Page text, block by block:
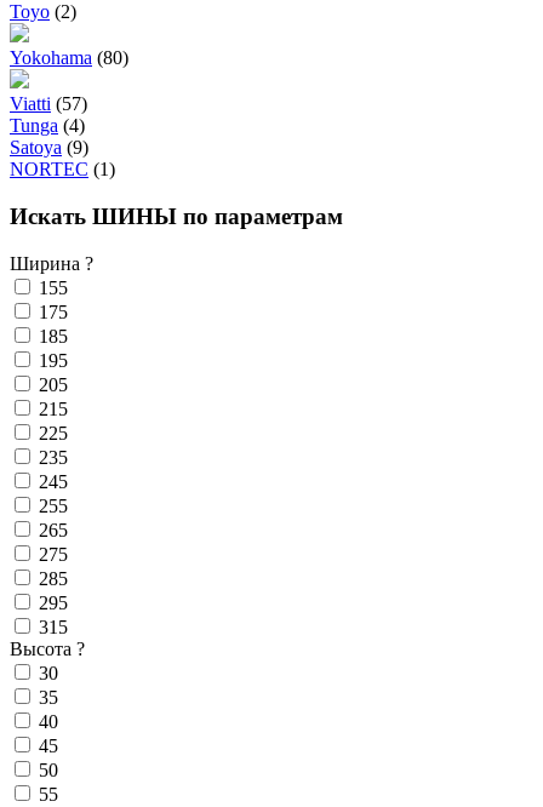
Toyo (2)
Yokohama (80)
Viatti (57)
Tunga (4)
Satoya (9)
NORTEC (1)
Искать ШИНЫ по параметрам
Ширина ?
155
175
185
195
205
215
225
235
245
255
265
275
285
295
315
Высота ?
30
35
40
45
50
55